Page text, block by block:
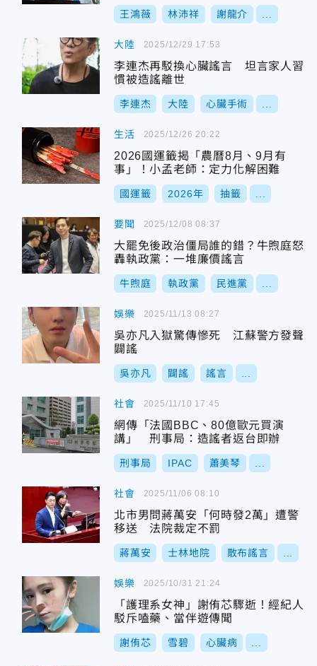
王鴻薇 林沛祥 謝龍介
大陸
李連杰再駁換心臟謠言 坦言家人習
慣被造謠離世
李連杰 大陸 心臟手術
2025/12/29 17:53
生活
2026國運籤揭「農曆8月、9月有
事」！小孟老師：定力化解困難
國運籤 2026年 抽籤
2025/12/26 20:22
要聞
大罷免後政治僵局誰的錯？牛煦庭怒
轟執政黨：一堆廉價謠言
牛煦庭 執政黨 民進黨
2025/12/08 08:37
娛樂
吳亦凡入獄驚傳慘死 江蘇警方發聲
闢謠
吳亦凡 闢謠 謠言
2025/11/13 08:27
社會
網傳「法國BBC、80億歐元買演
講」 刑事局：造謠者返台即辦
刑事局 IPAC 蕭美琴
2025/11/10 17:45
社會
北市男問蔣萬安「何時發2萬」遭警
移送 法院裁定不罰
蔣萬安 士林地院 散布謠言
2025/11/06 08:10
娛樂
「護理系女神」謝侑芯驟逝！經紀人
駁斥嗑藥、當伴遊傳聞
謝侑芯 雪碧 心臟病
2025/10/31 21:24